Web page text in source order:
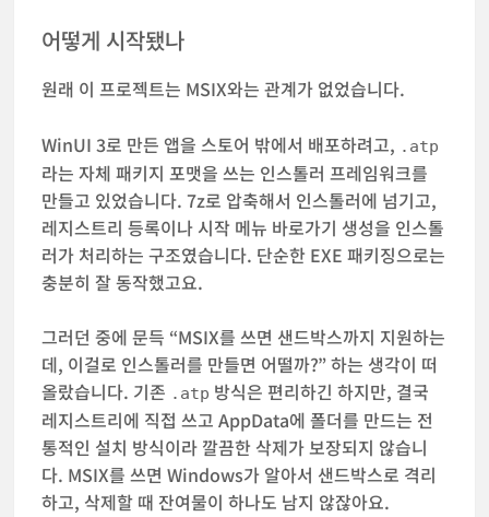
어떻게 시작됐나
원래 이 프로젝트는 MSIX와는 관계가 없었습니다.
WinUI 3로 만든 앱을 스토어 밖에서 배포하려고, .atp
라는 자체 패키지 포맷을 쓰는 인스톨러 프레임워크를
만들고 있었습니다. 7z로 압축해서 인스톨러에 넘기고,
레지스트리 등록이나 시작 메뉴 바로가기 생성을 인스톨
러가 처리하는 구조였습니다. 단순한 EXE 패키징으로는
충분히 잘 동작했고요.
그러던 중에 문득 “MSIX를 쓰면 샌드박스까지 지원하는
데, 이걸로 인스톨러를 만들면 어떨까?” 하는 생각이 떠
올랐습니다. 기존 .atp 방식은 편리하긴 하지만, 결국
레지스트리에 직접 쓰고 AppData에 폴더를 만드는 전
통적인 설치 방식이라 깔끔한 삭제가 보장되지 않습니
다. MSIX를 쓰면 Windows가 알아서 샌드박스로 격리
하고, 삭제할 때 잔여물이 하나도 남지 않잖아요.